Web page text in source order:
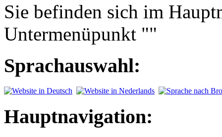
Sie befinden sich im
Untermenüpunkt ""
Sprachauswahl:
Hauptnavigation: